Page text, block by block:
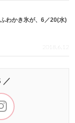
わかき氷が、6／20(水)
2018.6.12
／